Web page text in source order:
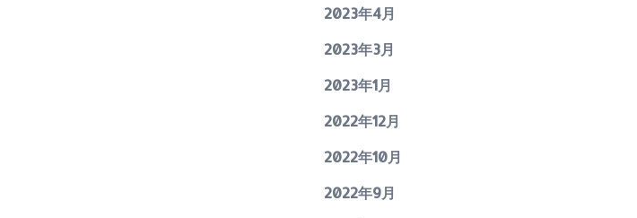
2023年4月
2023年3月
2023年1月
2022年12月
2022年10月
2022年9月